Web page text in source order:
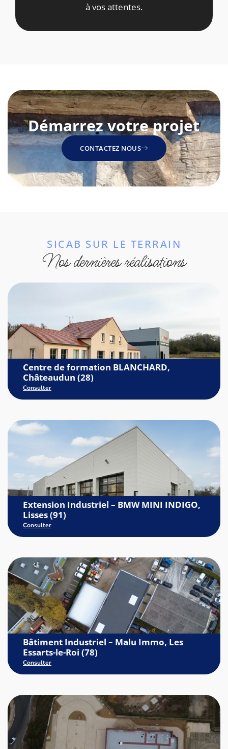
à vos attentes.
Démarrez votre projet
CONTACTEZ NOUS
SICAB SUR LE TERRAIN
Nos dernières réalisations
Centre de formation BLANCHARD,
Châteaudun (28)
Consulter
Extension Industriel – BMW MINI INDIGO,
Lisses (91)
Consulter
Bâtiment Industriel – Malu Immo, Les
Essarts-le-Roi (78)
Consulter